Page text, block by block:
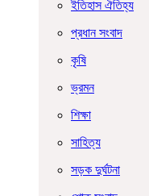
ইতিহাস ঐতিহ্য
প্রধান সংবাদ
কৃষি
ভ্রমন
শিক্ষা
সাহিত্য
সড়ক দুর্ঘটনা